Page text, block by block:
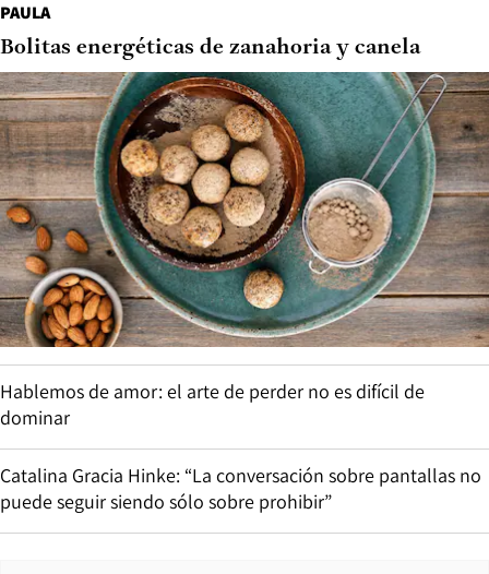
PAULA
Bolitas energéticas de zanahoria y canela
Hablemos de amor: el arte de perder no es difícil de
dominar
Catalina Gracia Hinke: “La conversación sobre pantallas no
puede seguir siendo sólo sobre prohibir”